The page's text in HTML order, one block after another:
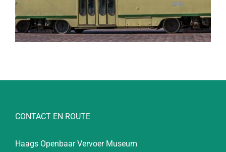
CONTACT EN ROUTE
Haags Openbaar Vervoer Museum